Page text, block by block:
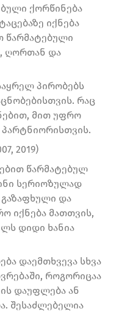
ქორწინება
იქნება
წარმატებული
ღორთან და
პირობებს
რაც
მით უფრო
2019)
წარმატებულ
სერიოზულად
გაზაფხული და
იქნება მათთვის,
დიდი ხანია
დაემთხვევა სხვა
როგორიცაა
დაუფლება ან
შესაძლებელია